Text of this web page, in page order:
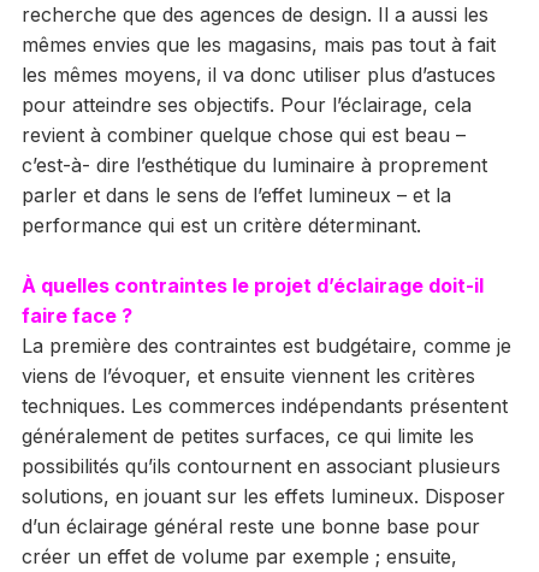
recherche que des agences de design. Il a aussi les
mêmes envies que les magasins, mais pas tout à fait
les mêmes moyens, il va donc utiliser plus d’astuces
pour atteindre ses objectifs. Pour l’éclairage, cela
revient à combiner quelque chose qui est beau –
c’est-à- dire l’esthétique du luminaire à proprement
parler et dans le sens de l’effet lumineux – et la
performance qui est un critère déterminant.
À quelles contraintes le projet d’éclairage doit-il
faire face ?
La première des contraintes est budgétaire, comme je
viens de l’évoquer, et ensuite viennent les critères
techniques. Les commerces indépendants présentent
généralement de petites surfaces, ce qui limite les
possibilités qu’ils contournent en associant plusieurs
solutions, en jouant sur les effets lumineux. Disposer
d’un éclairage général reste une bonne base pour
créer un effet de volume par exemple ; ensuite,